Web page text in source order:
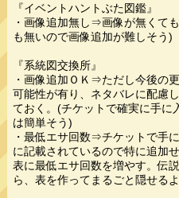
『イベントハントぶた図鑑』
・画像追加無し⇒画像が無くて
も無いので画像追加が難しそう)
『系統図交換所』
・画像追加ＯＫ⇒ただし今後の
可能性が有り、ネタバレに配慮
ておく。(チケットで確実に手に
は簡単そう)
・最低エサ回数⇒チケットで手
に記載されているので特に追加
表に最低エサ回数を増やす。伝
ら、表を作ってまるごと隠せる